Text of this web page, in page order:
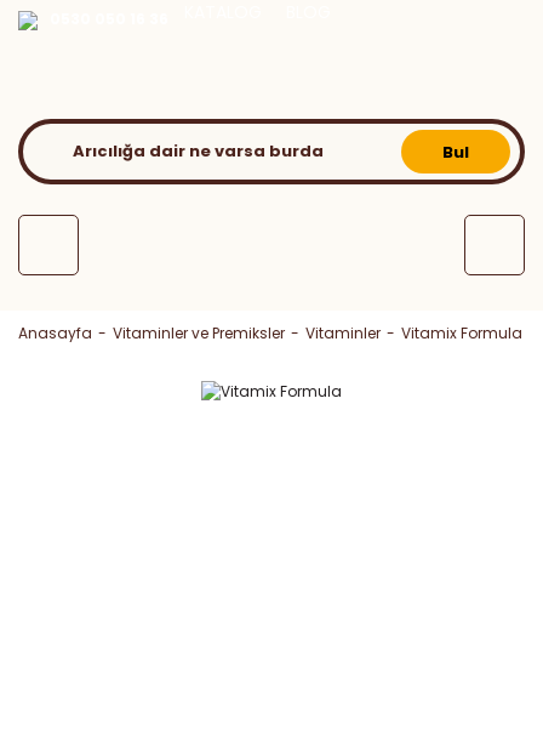
Bul
Anasayfa Vitaminler ve Premiksler Vitaminler Vitamix Formula